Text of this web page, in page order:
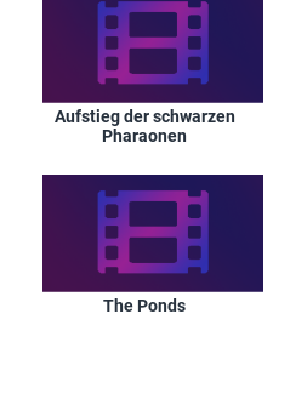
Aufstieg der schwarzen
Pharaonen
The Ponds